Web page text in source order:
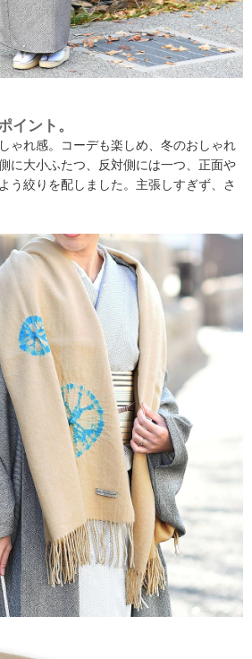
イント。
ゃれ感。コーデも楽しめ、冬のおしゃれ
に大小ふたつ、反対側には一つ、正面や
う絞りを配しました。主張しすぎず、さ